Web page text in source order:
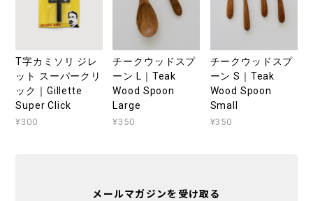
T字カミソリ ジレ
ット スーパークリ
ック｜Gillette
Super Click
¥300
チークウッドスプ
ーン L｜Teak
Wood Spoon
Large
¥350
チークウッドスプ
ーン S｜Teak
Wood Spoon
Small
¥350
メールマガジンを受け取る